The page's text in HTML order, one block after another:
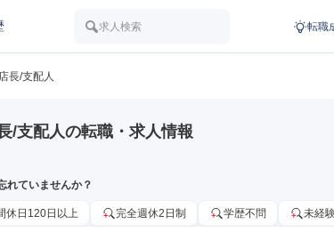
求人検索 転職
長/支配人
/支配人の転職・求人情報
れていませんか？
休日120日以上 完全週休2日制 学歴不問 未経